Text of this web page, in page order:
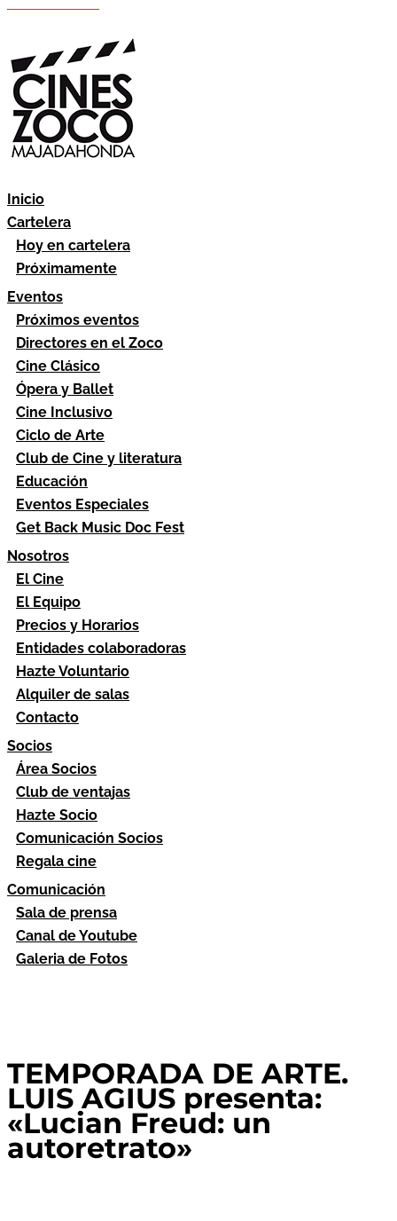
Inicio
Cartelera
Hoy en cartelera
Próximamente
Eventos
Próximos eventos
Directores en el Zoco
Cine Clásico
Ópera y Ballet
Cine Inclusivo
Ciclo de Arte
Club de Cine y literatura
Educación
Eventos Especiales
Get Back Music Doc Fest
Nosotros
El Cine
El Equipo
Precios y Horarios
Entidades colaboradoras
Hazte Voluntario
Alquiler de salas
Contacto
Socios
Área Socios
Club de ventajas
Hazte Socio
Comunicación Socios
Regala cine
Comunicación
Sala de prensa
Canal de Youtube
Galeria de Fotos
TEMPORADA DE ARTE.
LUIS AGIUS presenta:
«Lucian Freud: un
autoretrato»